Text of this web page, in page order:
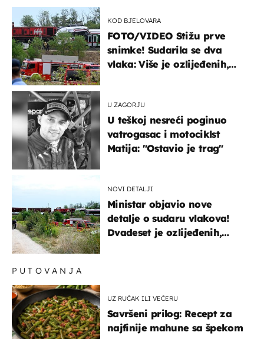
KOD BJELOVARA
FOTO/VIDEO Stižu prve
snimke! Sudarila se dva
vlaka: Više je ozlijeđenih,
U ZAGORJU
U teškoj nesreći poginuo
vatrogasac i motociklst
Matija: "Ostavio je trag"
NOVI DETALJI
Ministar objavio nove
detalje o sudaru vlakova!
Dvadeset je ozlijeđenih,
PUTOVANJA
UZ RUČAK ILI VEČERU
Savršeni prilog: Recept za
najfinije mahune sa špekom